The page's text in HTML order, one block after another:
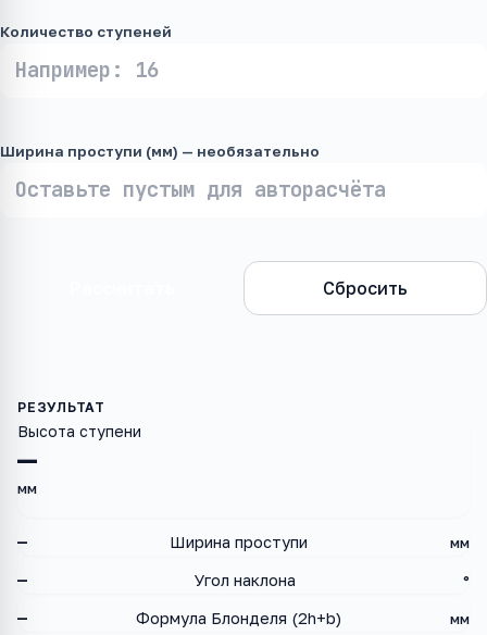
Количество ступеней
Ширина проступи (мм) — необязательно
Сбросить
—
Высота ступени
мм
— Ширина проступи мм
— Угол наклона °
— Формула Блонделя (2h+b) мм